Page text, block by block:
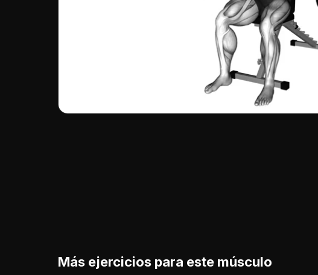
Más ejercicios para este músculo